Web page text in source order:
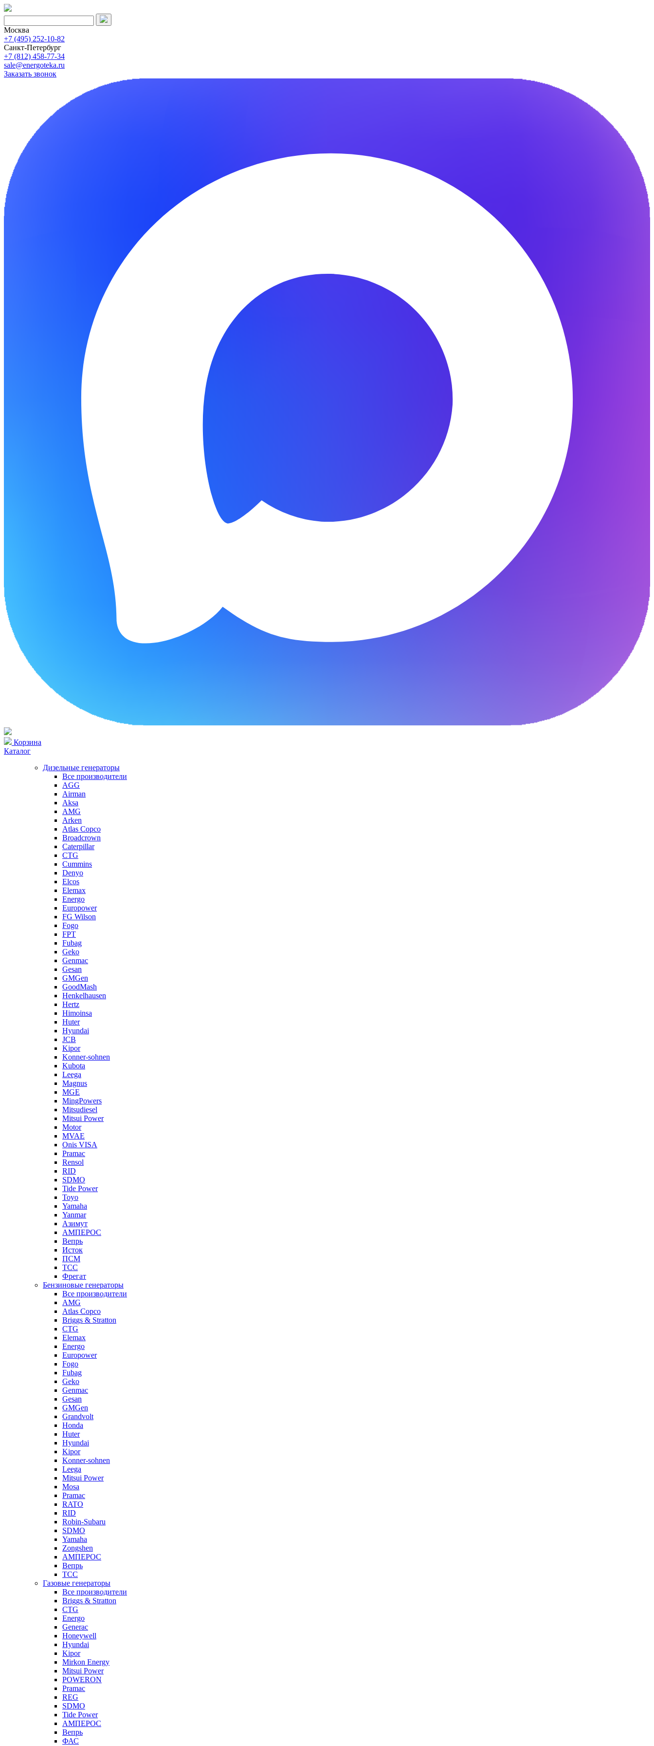
Москва
+7 (495) 252-10-82
Санкт-Петербург
+7 (812) 458-77-34
sale@energoteka.ru
Заказать звонок
Корзина
Каталог
Дизельные генераторы
Все производители
AGG
Airman
Aksa
AMG
Arken
Atlas Copco
Broadcrown
Caterpillar
CTG
Cummins
Denyo
Elcos
Elemax
Energo
Europower
FG Wilson
Fogo
FPT
Fubag
Geko
Genmac
Gesan
GMGen
GoodMash
Henkelhausen
Hertz
Himoinsa
Huter
Hyundai
JCB
Kipor
Konner-sohnen
Kubota
Leega
Magnus
MGE
MingPowers
Mitsudiesel
Mitsui Power
Motor
MVAE
Onis VISA
Pramac
Rensol
RID
SDMO
Tide Power
Toyo
Yamaha
Yanmar
Азимут
АМПЕРОС
Вепрь
Исток
ПСМ
ТСС
Фрегат
Бензиновые генераторы
Все производители
AMG
Atlas Copco
Briggs & Stratton
CTG
Elemax
Energo
Europower
Fogo
Fubag
Geko
Genmac
Gesan
GMGen
Grandvolt
Honda
Huter
Hyundai
Kipor
Konner-sohnen
Leega
Mitsui Power
Mosa
Pramac
RATO
RID
Robin-Subaru
SDMO
Yamaha
Zongshen
АМПЕРОС
Вепрь
ТСС
Газовые генераторы
Все производители
Briggs & Stratton
CTG
Energo
Generac
Honeywell
Hyundai
Kipor
Mirkon Energy
Mitsui Power
POWERON
Pramac
REG
SDMO
Tide Power
АМПЕРОС
Вепрь
ФАС